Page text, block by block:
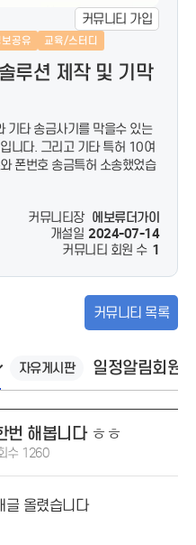
보공유 교육/스터디
커뮤니티 가입
루션 제작 및 기막
기타 송금사기를 막을수 있는
니다. 그리고 기타 특허 10여
폰번호 송금특허 소송했었습
커뮤니티장 에보류더가이
개설일 2024-07-14
커뮤니티 회원 수 1
커뮤니티 목록
자유게시판 일정알림회원
번 해봅니다 ㅎㅎ
수 1260
글 올렸습니다